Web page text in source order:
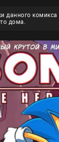
данного
дома.